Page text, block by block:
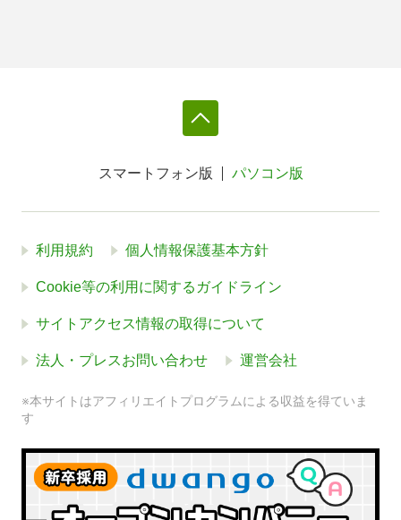
スマートフォン版 パソコン版
利用規約 個人情報保護基本方針
Cookie等の利用に関するガイドライン
サイトアクセス情報の取得について
法人・プレスお問い合わせ 運営会社
※本サイトはアフィリエイトプログラムによる収益を得ていま
す